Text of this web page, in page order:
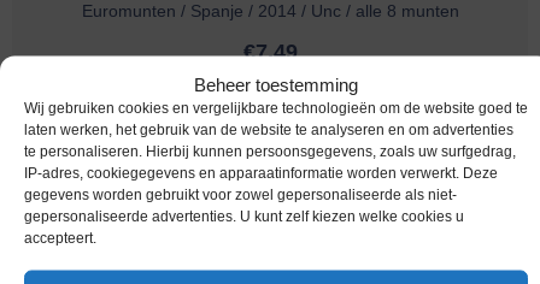
Beheer toestemming
Wij gebruiken cookies en vergelijkbare technologieën om de website goed te
laten werken, het gebruik van de website te analyseren en om advertenties
te personaliseren. Hierbij kunnen persoonsgegevens, zoals uw surfgedrag,
IP-adres, cookiegegevens en apparaatinformatie worden verwerkt. Deze
gegevens worden gebruikt voor zowel gepersonaliseerde als niet-
gepersonaliseerde advertenties. U kunt zelf kiezen welke cookies u
accepteert.
Euromunten / Spanje / 2014 / Unc / alle 8 munten
€7,49